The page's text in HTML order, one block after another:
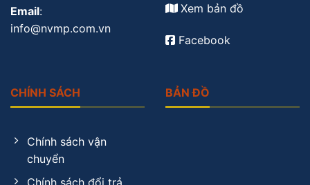
Email:
info@nvmp.com.vn
Xem bản đồ
Facebook
CHÍNH SÁCH
Chính sách vận
chuyển
BẢN ĐỒ